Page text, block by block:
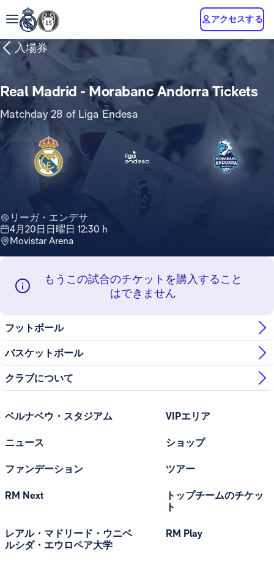
アクセスする
入場券
Real Madrid - Morabanc Andorra Tickets
Matchday 28 of Liga Endesa
リーガ・エンデサ
4月20日日曜日 12:30 h
Movistar Arena
もうこの試合のチケットを購入すること
はできません
フットボール
バスケットボール
クラブについて
ベルナベウ・スタジアム
ニュース
ファンデーション
RM Next
レアル・マドリード・ウニベ
ルシダ・エウロペア大学
VIPエリア
ショップ
ツアー
トップチームのチケッ
ト
RM Play